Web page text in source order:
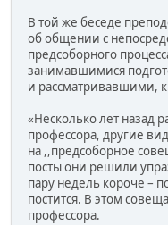
В той же беседе
об общении с
предсоборного
занимавшимися
и рассматривавшими,
«Несколько лет назад
профессора, другие
на ,,предсоборное
посты они решили
пару недель короче –
постится. В этом
профессора.